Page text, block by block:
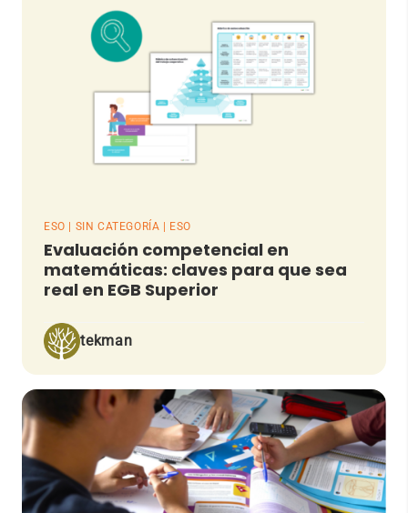
ESO | SIN CATEGORÍA | ESO
Evaluación competencial en
matemáticas: claves para que sea
real en EGB Superior
tekman